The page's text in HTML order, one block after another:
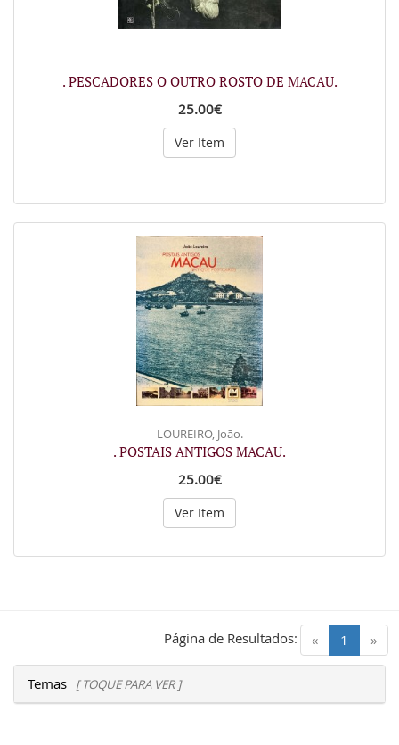
. PESCADORES O OUTRO ROSTO DE MACAU.
25.00€
Ver Item
LOUREIRO, João.
. POSTAIS ANTIGOS MACAU.
25.00€
Ver Item
« 1 (current)
»
Página de Resultados:
Temas [ TOQUE PARA VER ]